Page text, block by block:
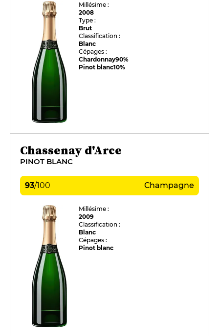
Millésime :
2008
Type :
Brut
Classification :
Blanc
Cépages :
Chardonnay90%
Pinot blanc10%
Chassenay d'Arce
PINOT BLANC
93/100 Champagne
Millésime :
2009
Classification :
Blanc
Cépages :
Pinot blanc